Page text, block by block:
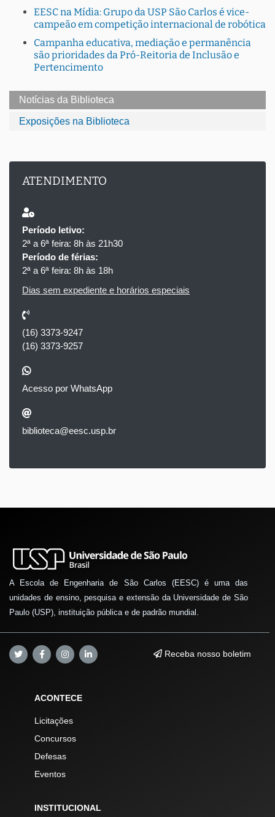
Notícias da Biblioteca
Exposições na Biblioteca
ATENDIMENTO
Período letivo:
2ª a 6ª feira: 8h às 21h30
Período de férias:
2ª a 6ª feira: 8h às 18h
Dias sem expediente e horários especiais
(16) 3373-9247
(16) 3373-9257
Acesso por WhatsApp
biblioteca@eesc.usp.br
EESC na Mídia: Grupo da USP São Carlos é vice-
campeão em competição internacional de robótica
Campanha educativa, mediação e permanência
são prioridades da Pró-Reitoria de Inclusão e
Pertencimento
A Escola de Engenharia de São Carlos (EESC) é uma das
unidades de ensino, pesquisa e extensão da Universidade de São
Paulo (USP), instituição pública e de padrão mundial.
Receba nosso boletim
ACONTECE
Licitações
Concursos
Defesas
Eventos
INSTITUCIONAL